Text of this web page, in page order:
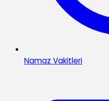
Namaz Vakitleri